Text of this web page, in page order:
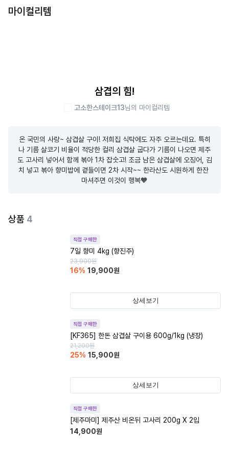
마이컬리템
삼겹의 힘!
고소한스테이크13님의 마이컬리템
온 국민의 사랑~ 삼겹살 구이! 저희집 식탁에도 자주 오르는데요. 특히
나 기름 살코기 비율이 적당한 컬리 삼겹살 굽다가 기름이 나오면 제주
도 고사리 넣어서 함께 볶아 1차 잡숫고! 조금 남은 삼겹살에 오징어, 김
치 넣고 볶아 향미밥에 곁들이면 2차 시작~~ 한라산도 시원하게 한잔
마셔주면 이것이 행복🧡
상품 4
직접 구매한
7일 향미 4kg (향진주)
23,900원
16% 19,900원
상세보기
직접 구매한
[KF365] 한돈 삼겹살 구이용 600g/1kg (냉장)
21,200원
25% 15,900원
상세보기
직접 구매한
[제주마미] 제주산 비온뒤 고사리 200g X 2입
14,900원